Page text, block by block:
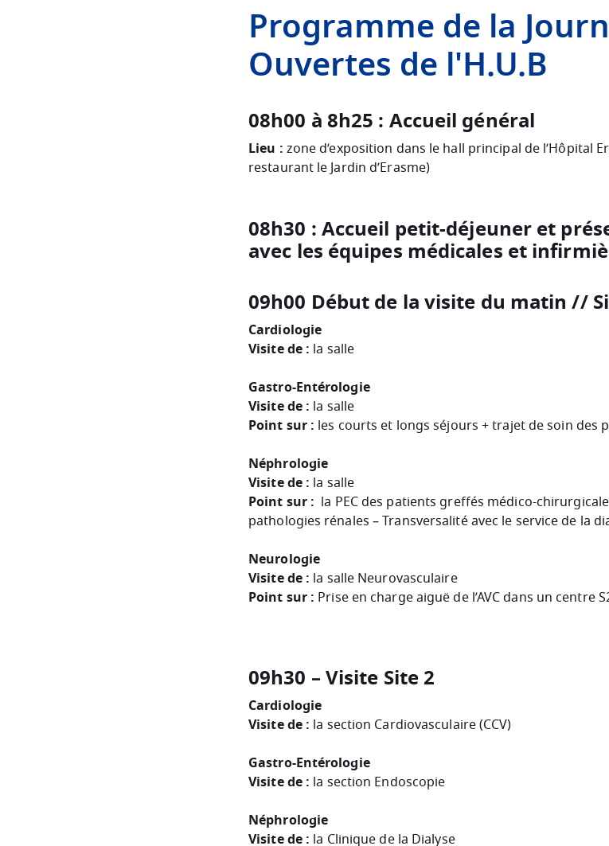
Programme de la
Ouvertes de l'H.U.B
08h00 à 8h25 : Accueil général
Lieu : zone d’exposition dans le hall principal de l’Hôpital
restaurant le Jardin d’Erasme)
08h30 : Accueil petit-déjeuner et
avec les équipes médicales et
09h00 Début de la visite du matin //
Cardiologie
Visite de : la salle
Gastro-Entérologie
Visite de : la salle
Point sur : les courts et longs séjours + trajet de soin des
Néphrologie
Visite de : la salle
Point sur :
la PEC des patients greffés médico-
pathologies rénales – Transversalité avec le service de la
Neurologie
Visite de : la salle Neurovasculaire
Point sur : Prise en charge aiguë de l’AVC dans un centre
09 h30 – Visite Site 2
Cardiologie
Visite de : la section Cardiovasculaire (CCV)
Gastro-Entérologie
Visite de : la section Endoscopie
Néphrologie
Visite de : la Clinique de la Dialyse